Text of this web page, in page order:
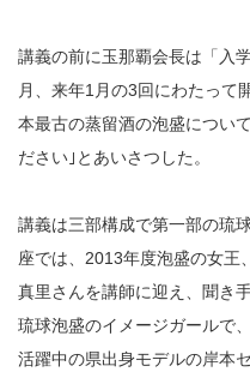
講義の前に玉那覇会長は「入
月、来年1月の3回にわたって
本最古の蒸留酒の泡盛につい
ださい｣とあいさつした。
講義は三部構成で第一部の琉
座では、2013年度泡盛の女王
真里さんを講師に迎え、聞き
琉球泡盛のイメージガールで
活躍中の県出身モデルの岸本